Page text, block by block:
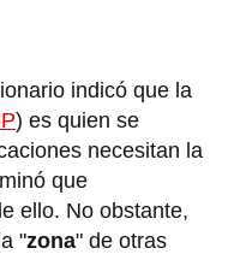
indicó que la
) es quien se
necesitan la
que
ello. No obstante,
"zona" de otras